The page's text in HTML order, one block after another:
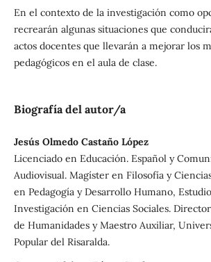
En el contexto de la investigación como
recrearán algunas situaciones que
actos docentes que llevarán a mejorar los
pedagógicos en el aula de clase.
Biografía del autor/a
Jesús Olmedo Castaño López
Licenciado en Educación. Español y
Audiovisual. Magíster en Filosofía y
en Pedagogía y Desarrollo Humano,
Investigación en Ciencias Sociales.
de Humanidades y Maestro Auxiliar,
Popular del Risaralda.